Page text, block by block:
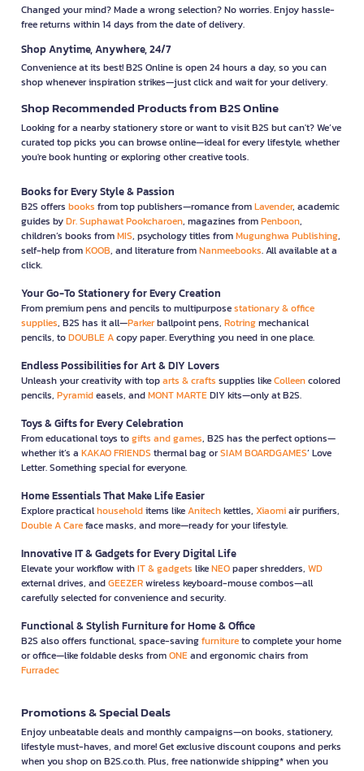
Changed your mind? Made a wrong selection? No worries. Enjoy hassle-
free returns within 14 days from the date of delivery.
Shop Anytime, Anywhere, 24/7
Convenience at its best! B2S Online is open 24 hours a day, so you can
shop whenever inspiration strikes—just click and wait for your delivery.
Shop Recommended Products from B2S Online
Looking for a nearby stationery store or want to visit B2S but can't? We’ve
curated top picks you can browse online—ideal for every lifestyle, whether
you're book hunting or exploring other creative tools.
Books for Every Style & Passion
B2S offers books from top publishers—romance fromLavender, academic
guides byDr. Suphawat Pookcharoen, magazines fromPenboon,
children’s books fromMIS, psychology titles fromMugunghwa Publishing,
self-help fromKOOB, and literature fromNanmeebooks. All available at a
click.
Your Go-To Stationery for Every Creation
From premium pens and pencils to multipurposestationary & office
supplies, B2S has it all—Parkerballpoint pens, Rotringmechanical
pencils, toDOUBLE Acopy paper. Everything you need in one place.
Endless Possibilities for Art & DIY Lovers
Unleash your creativity with toparts & crafts supplies likeColleencolored
pencils, Pyramideasels, andMONT MARTEDIY kits—only at B2S.
Toys & Gifts for Every Celebration
From educational toys togifts and games, B2S has the perfect options—
whether it’s a KAKAO FRIENDS thermal bag orSIAM BOARDGAMES’ Love
Letter. Something special for everyone.
Home Essentials That Make Life Easier
Explore practicalhouseholditems likeAnitechkettles, Xiaomiair purifiers,
Double A Careface masks, and more—ready for your lifestyle.
Innovative IT & Gadgets for Every Digital Life
Elevate your workflow withIT & gadgets likeNEOpaper shredders, WD
external drives, andGEEZERwireless keyboard-mouse combos—all
carefully selected for convenience and security.
Functional & Stylish Furniture for Home & Office
B2S also offers functional, space-savingfurnitureto complete your home
or office—like foldable desks fromONEand ergonomic chairs from
Furradec
Promotions & Special Deals
Enjoy unbeatable deals and monthly campaigns—on books, stationery,
lifestyle must-haves, and more! Get exclusive discount coupons and perks
when you shop on B2S.co.th. Plus, free nationwide shipping* when you